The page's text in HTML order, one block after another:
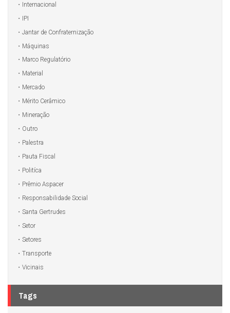
Internacional
IPI
Jantar de Confraternização
Máquinas
Marco Regulatório
Material
Mercado
Mérito Cerâmico
Mineração
Outro
Palestra
Pauta Fiscal
Politíca
Prêmio Aspacer
Responsabilidade Social
Santa Gertrudes
Setor
Setores
Transporte
Vicinais
Tags